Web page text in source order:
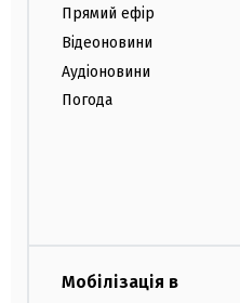
Прямий ефір
Відеоновини
Аудіоновини
Погода
Мобілізація в